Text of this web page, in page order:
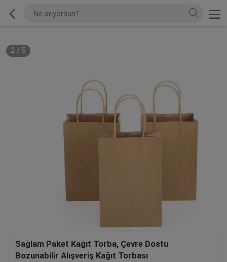
2/ 5
Sağlam Paket Kağıt Torba, Çevre Dostu
Bozunabilir Alışveriş Kağıt Torbası